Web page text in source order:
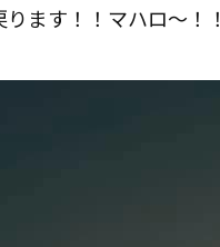
ます！！マハロ〜！！